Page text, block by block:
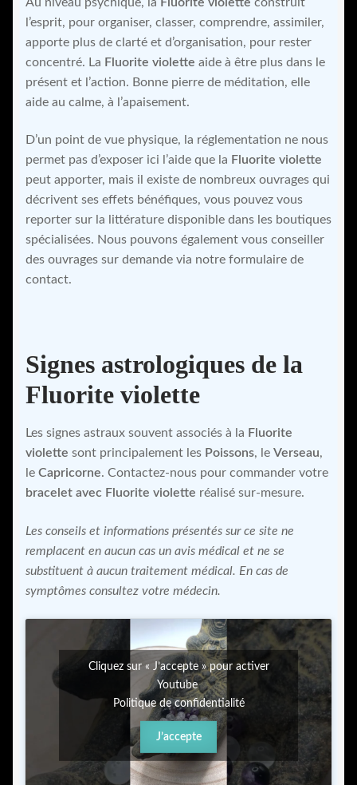
l’esprit, pour organiser, classer, comprendre, assimiler,
apporte plus de clarté et d’organisation, pour rester
concentré. La Fluorite violette aide à être plus dans le
présent et l’action. Bonne pierre de méditation, elle
aide au calme, à l’apaisement.
D’un point de vue physique, la réglementation ne nous
permet pas d’exposer ici l’aide que la Fluorite violette
peut apporter, mais il existe de nombreux ouvrages qui
décrivent ses effets bénéfiques, vous pouvez vous
reporter sur la littérature disponible dans les boutiques
spécialisées. Nous pouvons également vous conseiller
des ouvrages sur demande via notre formulaire de
contact.
Signes astrologiques de la
Fluorite violette
Les signes astraux souvent associés à la Fluorite
violette sont principalement les Poissons, le Verseau,
le Capricorne. Contactez-nous pour commander votre
bracelet avec Fluorite violette réalisé sur-mesure.
Les conseils et informations présentés sur ce site ne
remplacent en aucun cas un avis médical et ne se
substituent à aucun traitement médical. En cas de
symptômes consultez votre médecin.
Cliquez sur « J’accepte » pour activer
Youtube
Politique de confidentialité
J’accepte